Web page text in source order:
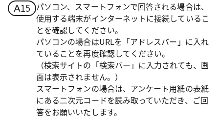
パソコン、スマートフォンで回答される場合は、
使用する端末がインターネットに接続しているこ
とを確認してください。
パソコンの場合はURLを「アドレスバー」に入れ
ていることを再度確認してください。
（検索サイトの「検索バー」に入力されても、画
面は表示されません。）
スマートフォンの場合は、アンケート用紙の表紙
にある二次元コードを読み取っていただき、ご回
答をお願いいたします。